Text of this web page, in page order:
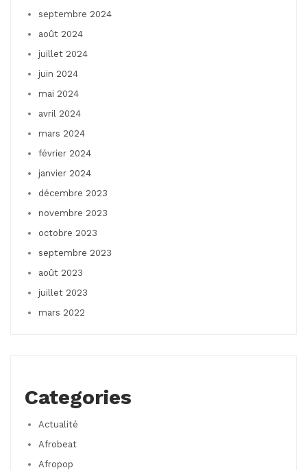
septembre 2024
août 2024
juillet 2024
juin 2024
mai 2024
avril 2024
mars 2024
février 2024
janvier 2024
décembre 2023
novembre 2023
octobre 2023
septembre 2023
août 2023
juillet 2023
mars 2022
Categories
Actualité
Afrobeat
Afropop